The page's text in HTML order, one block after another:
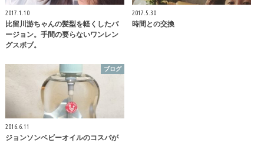
2017.1.10
比留川游ちゃんの髪型を軽くしたバ
ージョン。手間の要らないワンレン
グスボブ。
2017.5.30
時間との交換
ブログ
2016.6.11
ジョンソンベビーオイルのコスパが